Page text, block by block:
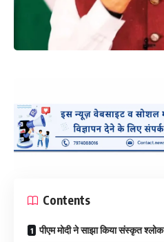
Contents
पीएम मोदी ने साझा किया संस्कृत श्लोक